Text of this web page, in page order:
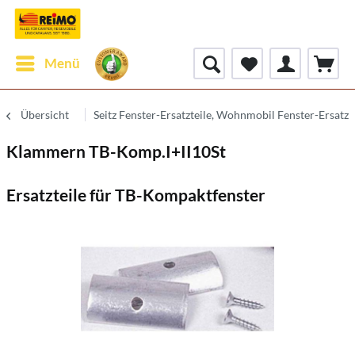
Menü
Übersicht Seitz Fenster-Ersatzteile, Wohnmobil Fenster-
Klammern TB-Komp.I+II10St
Ersatzteile für TB-Kompaktfenster